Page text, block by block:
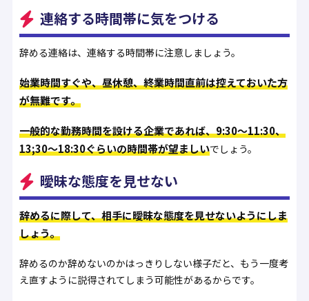
連絡する時間帯に気をつける
辞める連絡は、連絡する時間帯に注意しましょう。
始業時間すぐや、昼休憩、終業時間直前は控えておいた方
が無難です。
一般的な勤務時間を設ける企業であれば、9:30～11:30、
13;30〜18:30ぐらいの時間帯が望ましいでしょう。
曖昧な態度を見せない
辞めるに際して、相手に曖昧な態度を見せないようにしま
しょう。
辞めるのか辞めないのかはっきりしない様子だと、もう一度考
え直すように説得されてしまう可能性があるからです。